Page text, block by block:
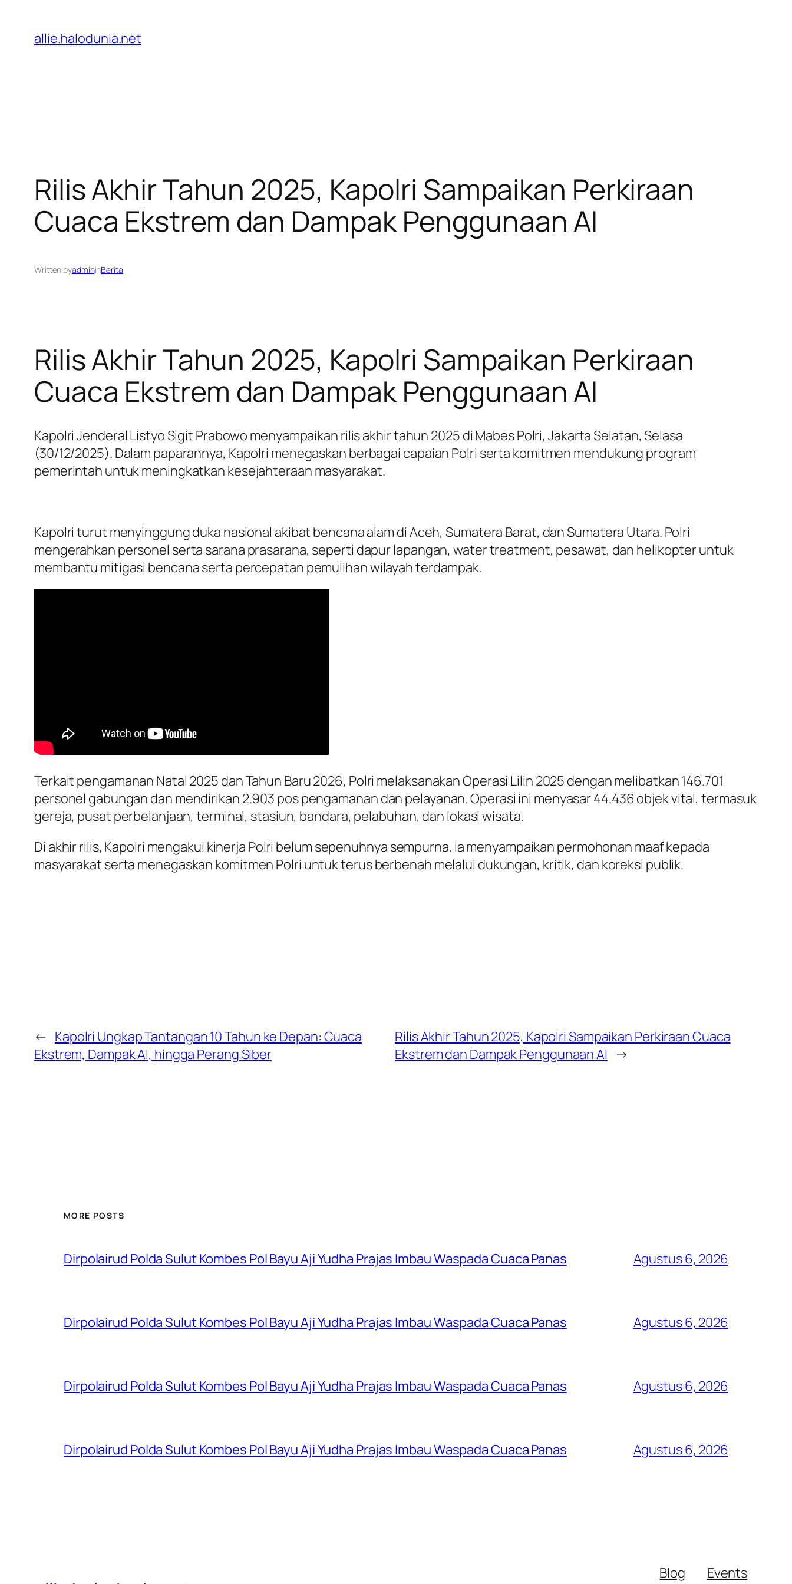
konten
allie.halodunia.net
Rilis Akhir Tahun 2025, Kapolri Sampaikan Perkiraan
Cuaca Ekstrem dan Dampak Penggunaan AI
Written byadmininBerita
Rilis Akhir Tahun 2025, Kapolri Sampaikan Perkiraan
Cuaca Ekstrem dan Dampak Penggunaan AI
Kapolri Jenderal Listyo Sigit Prabowo menyampaikan rilis akhir tahun 2025 di Mabes Polri, Jakarta Selatan, Selasa
(30/12/2025). Dalam paparannya, Kapolri menegaskan berbagai capaian Polri serta komitmen mendukung program
pemerintah untuk meningkatkan kesejahteraan masyarakat.
Kapolri turut menyinggung duka nasional akibat bencana alam di Aceh, Sumatera Barat, dan Sumatera Utara. Polri
mengerahkan personel serta sarana prasarana, seperti dapur lapangan, water treatment, pesawat, dan helikopter untuk
membantu mitigasi bencana serta percepatan pemulihan wilayah terdampak.
Terkait pengamanan Natal 2025 dan Tahun Baru 2026, Polri melaksanakan Operasi Lilin 2025 dengan melibatkan 146.701
personel gabungan dan mendirikan 2.903 pos pengamanan dan pelayanan. Operasi ini menyasar 44.436 objek vital, termasuk
gereja, pusat perbelanjaan, terminal, stasiun, bandara, pelabuhan, dan lokasi wisata.
Di akhir rilis, Kapolri mengakui kinerja Polri belum sepenuhnya sempurna. Ia menyampaikan permohonan maaf kepada
masyarakat serta menegaskan komitmen Polri untuk terus berbenah melalui dukungan, kritik, dan koreksi publik.
← Kapolri Ungkap Tantangan 10 Tahun ke Depan: Cuaca
Ekstrem, Dampak AI, hingga Perang Siber
Rilis Akhir Tahun 2025, Kapolri Sampaikan Perkiraan Cuaca
Ekstrem dan Dampak Penggunaan AI →
MORE POSTS
Dirpolairud Polda Sulut Kombes Pol Bayu Aji Yudha Prajas Imbau Waspada Cuaca Panas Agustus 6, 2026
Dirpolairud Polda Sulut Kombes Pol Bayu Aji Yudha Prajas Imbau Waspada Cuaca Panas Agustus 6, 2026
Dirpolairud Polda Sulut Kombes Pol Bayu Aji Yudha Prajas Imbau Waspada Cuaca Panas Agustus 6, 2026
Dirpolairud Polda Sulut Kombes Pol Bayu Aji Yudha Prajas Imbau Waspada Cuaca Panas Agustus 6, 2026
Blog
Events